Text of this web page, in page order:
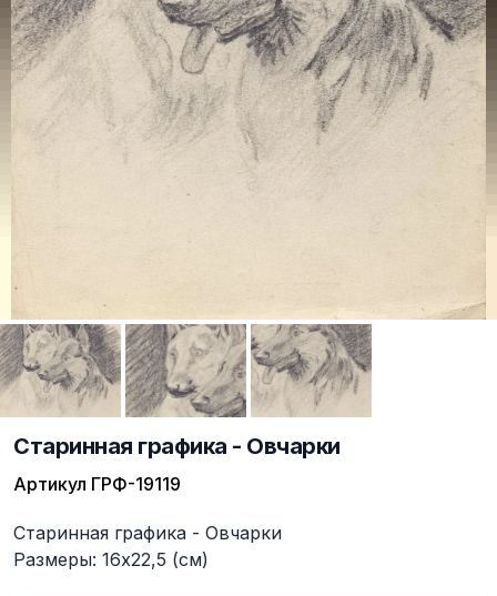
Старинная графика - Овчарки
Артикул ГРФ-19119
Описание
Старинная графика - Овчарки
Размеры: 16х22,5 (см)